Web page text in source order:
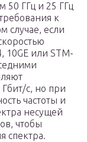
50 ГГц и 25 ГГц
к
случае, если
10GE или STM-
с, но при
частоты и
несущей
чтобы
спектра.